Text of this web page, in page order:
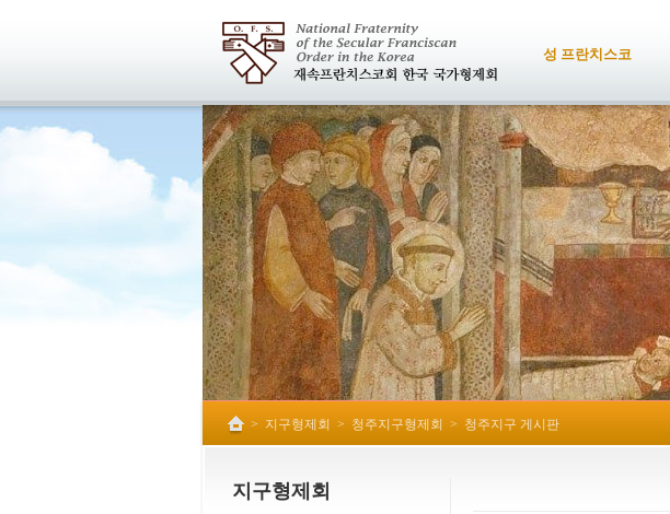
성 프란치스코
> 지구형제회 > 청주지구형제회 > 청주지구 게시판
지구형제회